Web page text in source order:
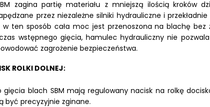
zagina partię materiału z mniejszą ilością kroków
przez niezależne silniki hydrauliczne i
ten sposób cała moc jest przenoszona na blachę bez
wstępnego gięcia, hamulec hydrauliczny nie
zagrożenie bezpieczeństwa.
ROLKI DOLNEJ:
gięcia blach SBM mają regulowany nacisk na rolkę
być precyzyjnie zginane.